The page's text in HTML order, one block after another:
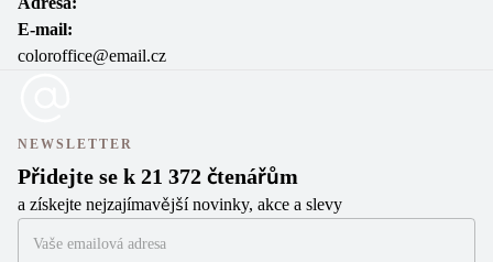
E-mail:
coloroffice@email.cz
NEWSLETTER
Přidejte se k 21 372 čtenářům
a získejte nejzajímavější novinky, akce a slevy